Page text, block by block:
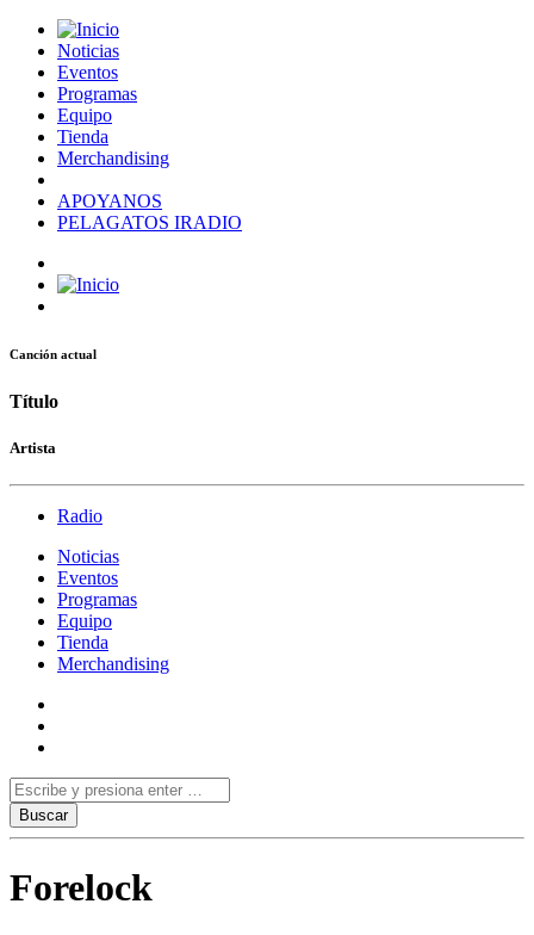
Noticias
Eventos
Programas
Equipo
Tienda
Merchandising
APOYANOS
PELAGATOS IRADIO
Canción actual
Título
Artista
Radio
Noticias
Eventos
Programas
Equipo
Tienda
Merchandising
Forelock